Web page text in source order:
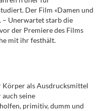
Der Film «Damen und
– Unerwartet starb die
der Premiere des Films
mit ihr festhält.
als Ausdrucksmittel
seine
primitiv, dumm und